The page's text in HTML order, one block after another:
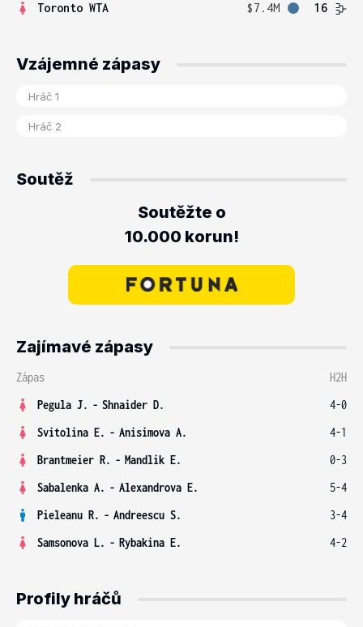
Toronto WTA
$7.4M 16
Vzájemné zápasy
Soutěž
Soutěžte o
10.000 korun!
Zajímavé zápasy
Zápas
H2H
Pegula J. - Shnaider D.
4-0
Svitolina E. - Anisimova A.
4-1
Brantmeier R. - Mandlik E.
0-3
Sabalenka A. - Alexandrova E.
5-4
Pieleanu R. - Andreescu S.
3-4
Samsonova L. - Rybakina E. 4-2
Profily hráčů